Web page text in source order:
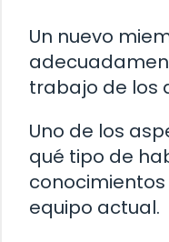
Un nuevo
trabajo de los
Uno de los
qué tipo de
equipo actual.